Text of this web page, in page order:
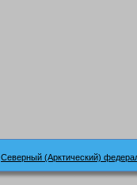
Северный (Арктический)